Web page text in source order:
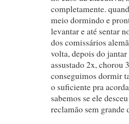
completamente.
meio dormindo e
levantar e até sentar
dos comissários
volta, depois do
assustado 2x, chorou
conseguimos dormir
o suficiente pra
sabemos se ele
reclamão sem grande